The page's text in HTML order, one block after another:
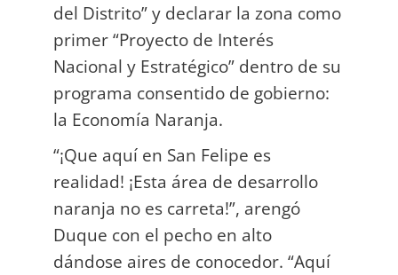
del Distrito” y declarar la zona como
primer “Proyecto de Interés
Nacional y Estratégico” dentro de su
programa consentido de gobierno:
la Economía Naranja.
“¡Que aquí en San Felipe es
realidad! ¡Esta área de desarrollo
naranja no es carreta!”, arengó
Duque con el pecho en alto
dándose aires de conocedor. “Aquí